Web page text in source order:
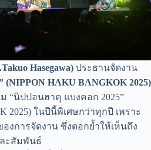
Hasegawa) ประธานจัดงาน
HAKU BANGKOK 2025)
“นิปปอนฮาคุ แบงคอก 2025”
2025) ในปีนี้พิเศษกว่าทุกปี เพราะ
งการจัดงาน ซึ่งตอกย้ำให้เห็นถึง
ะสัมพันธ์